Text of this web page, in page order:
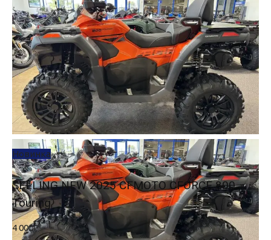
Новинка
SELLING NEW 2025 CFMOTO CFORCE 800
Touring
4 000₽